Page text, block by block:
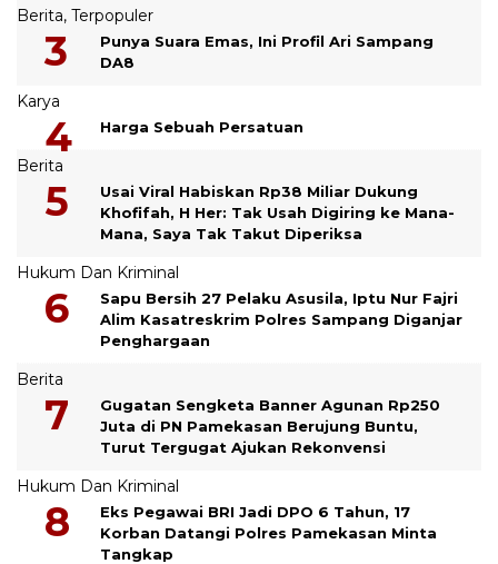
Berita, Terpopuler
Punya Suara Emas, Ini Profil Ari Sampang
DA8
Karya
Harga Sebuah Persatuan
Berita
Usai Viral Habiskan Rp38 Miliar Dukung
Khofifah, H Her: Tak Usah Digiring ke Mana-
Mana, Saya Tak Takut Diperiksa
Hukum Dan Kriminal
Sapu Bersih 27 Pelaku Asusila, Iptu Nur Fajri
Alim Kasatreskrim Polres Sampang Diganjar
Penghargaan
Berita
Gugatan Sengketa Banner Agunan Rp250
Juta di PN Pamekasan Berujung Buntu,
Turut Tergugat Ajukan Rekonvensi
Hukum Dan Kriminal
Eks Pegawai BRI Jadi DPO 6 Tahun, 17
Korban Datangi Polres Pamekasan Minta
Tangkap